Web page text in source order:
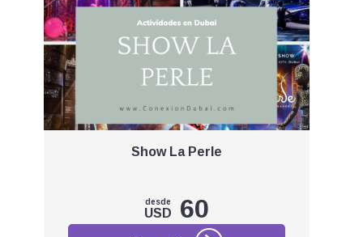
Show La Perle
desde
USD 60